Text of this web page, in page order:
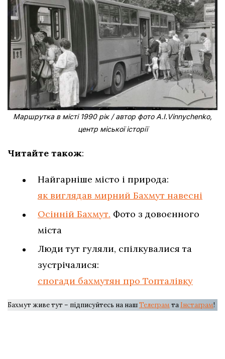
Маршрутка в місті 1990 рік / автор фото A.I.Vinnychenko,
центр міської історії
Читайте також:
Найгарніше місто і природа:
як виглядав мирний Бахмут навесні
Осінній Бахмут. Фото з довоєнного
міста
Люди тут гуляли, спілкувалися та
зустрічалися:
спогади бахмутян про Топталівку
Бахмут живе тут – підписуйтесь на нашТелеграм та Інстаграм!